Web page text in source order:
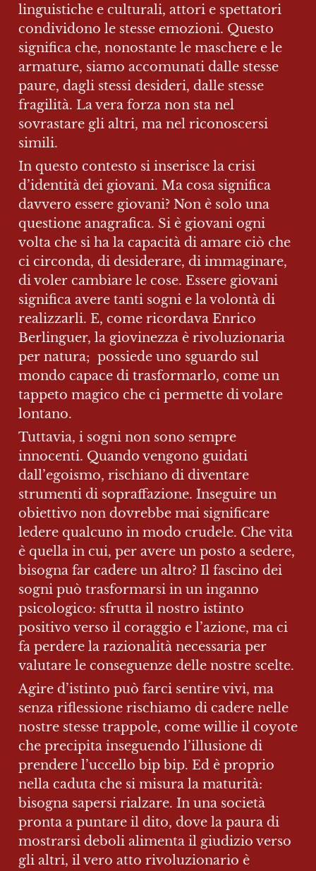
linguistiche e culturali, attori e spettatori
condividono le stesse emozioni. Questo
significa che, nonostante le maschere e le
armature, siamo accomunati dalle stesse
paure, dagli stessi desideri, dalle stesse
fragilità. La vera forza non sta nel
sovrastare gli altri, ma nel riconoscersi
simili.
In questo contesto si inserisce la crisi
d’identità dei giovani. Ma cosa significa
davvero essere giovani? Non è solo una
questione anagrafica. Si è giovani ogni
volta che si ha la capacità di amare ciò che
ci circonda, di desiderare, di immaginare,
di voler cambiare le cose. Essere giovani
significa avere tanti sogni e la volontà di
realizzarli. E, come ricordava Enrico
Berlinguer, la giovinezza è rivoluzionaria
per natura;  possiede uno sguardo sul
mondo capace di trasformarlo, come un
tappeto magico che ci permette di volare
lontano.
Tuttavia, i sogni non sono sempre
innocenti. Quando vengono guidati
dall’egoismo, rischiano di diventare
strumenti di sopraffazione. Inseguire un
obiettivo non dovrebbe mai significare
ledere qualcuno in modo crudele. Che vita
è quella in cui, per avere un posto a sedere,
bisogna far cadere un altro? Il fascino dei
sogni può trasformarsi in un inganno
psicologico: sfrutta il nostro istinto
positivo verso il coraggio e l’azione, ma ci
fa perdere la razionalità necessaria per
valutare le conseguenze delle nostre scelte.
Agire d’istinto può farci sentire vivi, ma
senza riflessione rischiamo di cadere nelle
nostre stesse trappole, come willie il coyote
che precipita inseguendo l’illusione di
prendere l’uccello bip bip. Ed è proprio
nella caduta che si misura la maturità:
bisogna sapersi rialzare. In una società
pronta a puntare il dito, dove la paura di
mostrarsi deboli alimenta il giudizio verso
gli altri, il vero atto rivoluzionario è